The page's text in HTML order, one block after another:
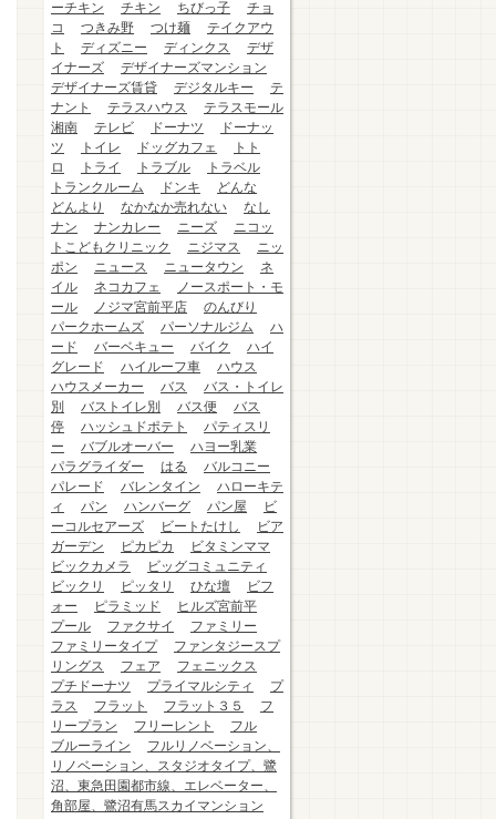
ーチキン
チキン ちびっ子
チョ
コ
つきみ野 つけ麺
テイクアウ
ト
ディズニー ディンクス
デザ
イナーズ
デザイナーズマンション
デザイナーズ賃貸
デジタルキー
テ
ナント
テラスハウス
テラスモール
湘南
テレビ ドーナツ
ドーナッ
ツ
トイレ ドッグカフェ
トト
ロ
トライ トラブル
トラベル
トランクルーム
ドンキ
どんな
どんより
なかなか売れない
なし
ナン
ナンカレー ニーズ
ニコッ
トこどもクリニック
ニジマス
ニッ
ポン
ニュース ニュータウン
ネ
イル
ネコカフェ
ノースポート・モ
ール
ノジマ宮前平店
のんびり
パークホームズ
パーソナルジム
ハ
ード
バーベキュー バイク
ハイ
グレード
ハイルーフ車
ハウス
ハウスメーカー
バス
バス・トイレ
別
バストイレ別 バス便
バス
停
ハッシュドポテト
パティスリ
ー
バブルオーバー
ハヨー乳業
パラグライダー
はる
バルコニー
パレード
バレンタイン
ハローキテ
ィ
パン ハンバーグ パン屋
ビ
ーコルセアーズ
ビートたけし
ビア
ガーデン
ピカピカ
ビタミンママ
ビックカメラ
ビッグコミュニティ
ビックリ
ピッタリ ひな壇
ビフ
ォー
ピラミッド
ヒルズ宮前平
プール
ファクサイ
ファミリー
ファミリータイプ
ファンタジースプ
リングス
フェア
フェニックス
プチドーナツ
プライマルシティ
プ
ラス
フラット フラット３５
フ
リープラン
フリーレント
フル
ブルーライン
フルリノベーション、
リノベーション、スタジオタイプ、鷺
沼、東急田園都市線、エレベーター、
角部屋、鷺沼有馬スカイマンション